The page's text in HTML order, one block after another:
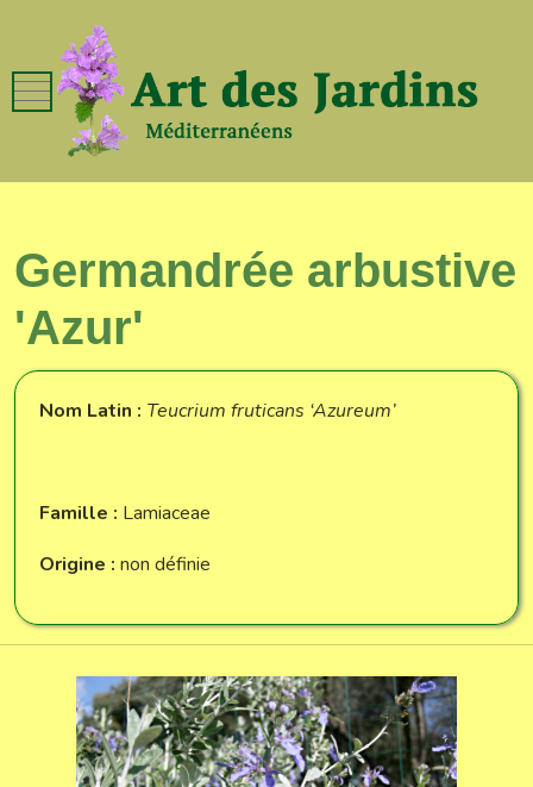
Mobile Menu Toggle
Germandrée arbustive
'Azur'
Nom Latin : Teucrium fruticans ‘Azureum’
Famille : Lamiaceae
Origine : non définie